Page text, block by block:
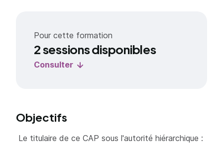
Pour cette formation
2 sessions disponibles
Consulter
Objectifs
Le titulaire de ce CAP sous l'autorité hiérarchique :